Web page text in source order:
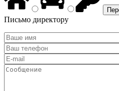
Письмо директору